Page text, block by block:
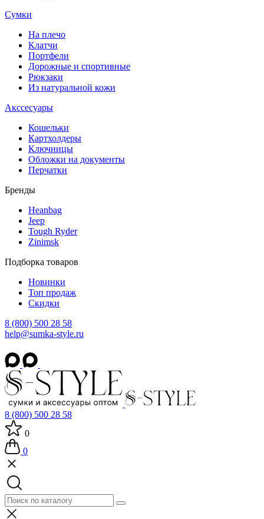
Сумки
На плечо
Клатчи
Портфели
Дорожные и спортивные
Рюкзаки
Из натуральной кожи
Акссесуары
Кошельки
Картхолдеры
Ключницы
Обложки на документы
Перчатки
Бренды
Heanbag
Jeep
Tough Ryder
Zinimsk
Подборка товаров
Новинки
Топ продаж
Скидки
8 (800) 500 28 58
help@sumka-style.ru
8 (800) 500 28 58
0
0